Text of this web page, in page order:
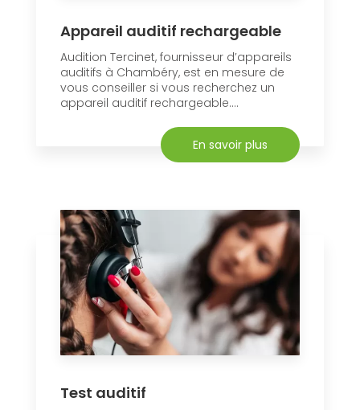
Appareil auditif rechargeable
Audition Tercinet, fournisseur d’appareils
auditifs à Chambéry, est en mesure de
vous conseiller si vous recherchez un
appareil auditif rechargeable....
En savoir plus
Test auditif